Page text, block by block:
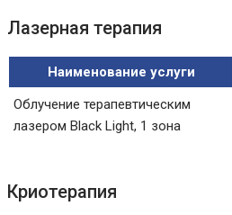
Лазерная терапия
Наименование услуги
Облучение терапевтическим
лазером Black Light, 1 зона
Криотерапия